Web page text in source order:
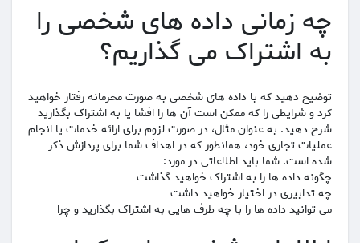
چه زمانی داده های شخصی را
به اشتراک می گذاریم؟
توضیح دهید که با داده های شخصی به صورت محرمانه رفتار خواهید
کرد و شرایطی را که ممکن است آن ها را افشا یا به اشتراک بگذارید
شرح دهید. به عنوان مثال، در صورت لزوم برای ارائه خدمات یا انجام
عملیات تجاری خود، همانطور که در اهداف شما برای پردازش ذکر
شده است. شما باید اطلاعاتی در مورد:
چگونه داده ها را به اشتراک خواهید گذاشت
چه تدابیری در اختیار خواهید داشت
می توانید داده ها را با چه طرف هایی به اشتراک بگذارید و چرا